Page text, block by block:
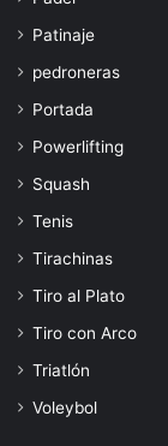
Patinaje
pedroneras
Portada
Powerlifting
Squash
Tenis
Tirachinas
Tiro al Plato
Tiro con Arco
Triatlón
Voleybol